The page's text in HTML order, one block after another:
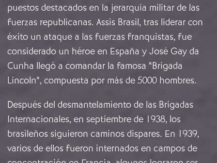
puestos destacados en la jerarquía militar de las
fuerzas republicanas. Assis Brasil, tras liderar con
éxito un ataque a las fuerzas franquistas, fue
considerado un héroe en España y José Gay da
Cunha llegó a comandar la famosa “Brigada
Lincoln”, compuesta por más de 5000 hombres.
Después del desmantelamiento de las Brigadas
Internacionales, en septiembre de 1938, los
brasileños siguieron caminos dispares. En 1939,
varios de ellos fueron internados en campos de